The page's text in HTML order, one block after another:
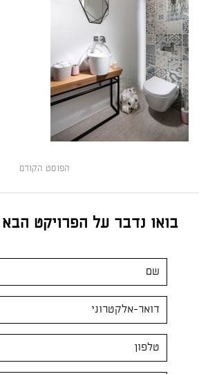
הפוסט הקודם
בואו נדבר על הפרויקט